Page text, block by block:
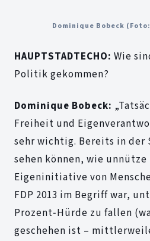
Dominique Bobeck
HAUPTSTADTECHO: Wie
Politik gekommen?
Dominique Bobeck:
Freiheit und
sehr wichtig. Bereits in der
sehen können, wie unnütze
Eigeninitiative von
FDP 2013 im Begriff war,
Prozent‑Hürde zu fallen
geschehen ist –